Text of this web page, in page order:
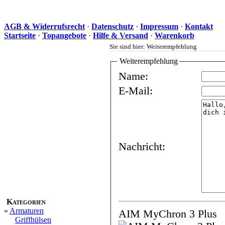
AGB & Widerrufsrecht · Datenschutz · Impressum · Kontakt
Startseite · Topangebote · Hilfe & Versand · Warenkorb
Kategorien
» Armaturen
Griffhülsen
Sie sind hier: Weiterempfehlung
Weiterempfehlung
Name:
E-Mail:
Nachricht:
AIM MyChron 3 Plus